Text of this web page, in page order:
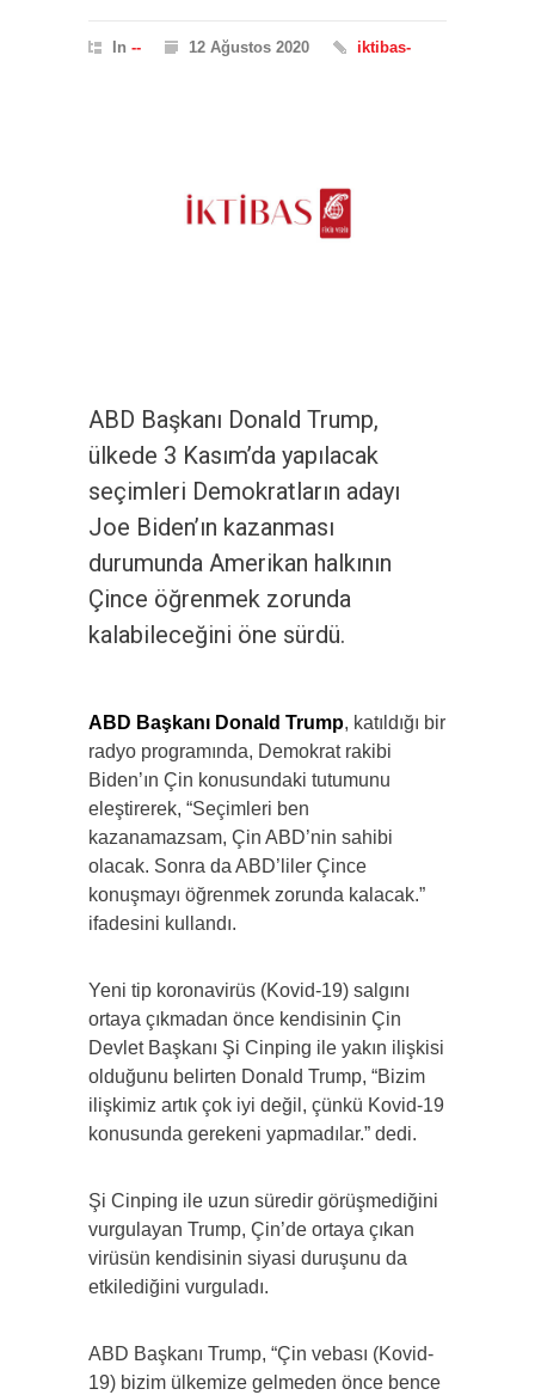
In -- 12 Ağustos 2020 iktibas-
ABD Başkanı Donald Trump,
ülkede 3 Kasım’da yapılacak
seçimleri Demokratların adayı
Joe Biden’ın kazanması
durumunda Amerikan halkının
Çince öğrenmek zorunda
kalabileceğini öne sürdü.
ABD Başkanı Donald Trump, katıldığı bir
radyo programında, Demokrat rakibi
Biden’ın Çin konusundaki tutumunu
eleştirerek, “Seçimleri ben
kazanamazsam, Çin ABD’nin sahibi
olacak. Sonra da ABD’liler Çince
konuşmayı öğrenmek zorunda kalacak.”
ifadesini kullandı.
Yeni tip koronavirüs (Kovid-19) salgını
ortaya çıkmadan önce kendisinin Çin
Devlet Başkanı Şi Cinping ile yakın ilişkisi
olduğunu belirten Donald Trump, “Bizim
ilişkimiz artık çok iyi değil, çünkü Kovid-19
konusunda gerekeni yapmadılar.” dedi.
Şi Cinping ile uzun süredir görüşmediğini
vurgulayan Trump, Çin’de ortaya çıkan
virüsün kendisinin siyasi duruşunu da
etkilediğini vurguladı.
ABD Başkanı Trump, “Çin vebası (Kovid-
19) bizim ülkemize gelmeden önce bence